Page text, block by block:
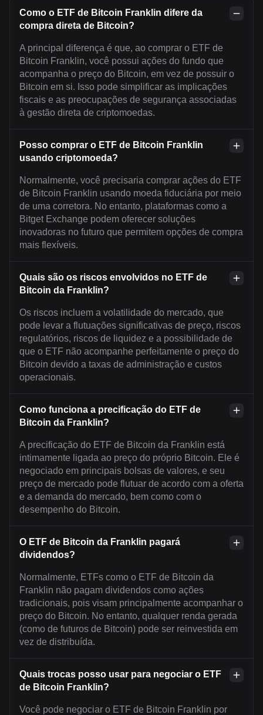
Como o ETF de Bitcoin Franklin difere da
compra direta de Bitcoin?
A principal diferença é que, ao comprar o ETF de
Bitcoin Franklin, você possui ações do fundo que
acompanha o preço do Bitcoin, em vez de possuir o
Bitcoin em si. Isso pode simplificar as implicações
fiscais e as preocupações de segurança associadas
à gestão direta de criptomoedas.
Posso comprar o ETF de Bitcoin Franklin
usando criptomoeda?
Normalmente, você precisaria comprar ações do ETF
de Bitcoin Franklin usando moeda fiduciária por meio
de uma corretora. No entanto, plataformas como a
Bitget Exchange podem oferecer soluções
inovadoras no futuro que permitem opções de compra
mais flexíveis.
Quais são os riscos envolvidos no ETF de
Bitcoin da Franklin?
Os riscos incluem a volatilidade do mercado, que
pode levar a flutuações significativas de preço, riscos
regulatórios, riscos de liquidez e a possibilidade de
que o ETF não acompanhe perfeitamente o preço do
Bitcoin devido a taxas de administração e custos
operacionais.
Como funciona a precificação do ETF de
Bitcoin da Franklin?
A precificação do ETF de Bitcoin da Franklin está
intimamente ligada ao preço do próprio Bitcoin. Ele é
negociado em principais bolsas de valores, e seu
preço de mercado pode flutuar de acordo com a oferta
e a demanda do mercado, bem como com o
desempenho do Bitcoin.
O ETF de Bitcoin da Franklin pagará
dividendos?
Normalmente, ETFs como o ETF de Bitcoin da
Franklin não pagam dividendos como ações
tradicionais, pois visam principalmente acompanhar o
preço do Bitcoin. No entanto, qualquer renda gerada
(como de futuros de Bitcoin) pode ser reinvestida em
vez de distribuída.
Quais trocas posso usar para negociar o ETF
de Bitcoin Franklin?
Você pode negociar o ETF de Bitcoin Franklin por